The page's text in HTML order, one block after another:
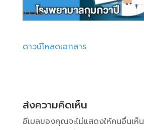
ดาวน์โหลดเอกสาร
ส่งความคิดเห็น
อีเมลของคุณจะไม่แสดงให้คนอื่นเห็น